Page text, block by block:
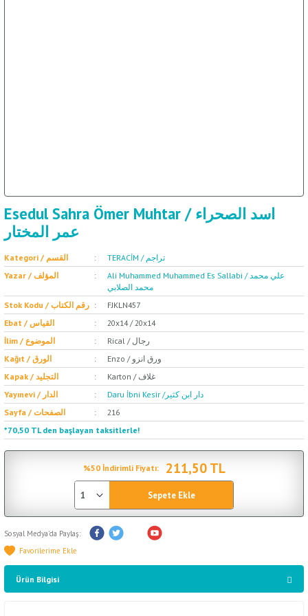
Esedul Sahra Ömer Muhtar / اسد الصحراء
عمر المختار
Kategori / القسم
TERACİM / تراجم
Yazar / المؤلف
Ali Muhammed Muhammed Es Sallabi / علي محمد
محمد الصلابي
Stok Kodu / رقم الكتاب
FJKLN457
Ebat / القياس
20x14 / 20x14
İlim / الموضوع
Rical / رجال
Kağıt / الورق
Enzo / ورق انزو
Kapak / التجليد
Karton / غلاف
Yayınevi / الدار
Daru İbni Kesir /دار ابن كثير
Sayfa / الصفحات
216
*70,50 TL den başlayan taksitlerle!
%50 İndirimli Fiyatı: 211,50 TL
Sepete Ekle
Sosyal Medya'da Paylaş:
Ürün Bilgisi